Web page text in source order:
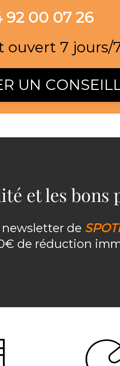
92 00 07 26
ouvert 7 jours/
UN
et les bons
newsletter de
de réduction